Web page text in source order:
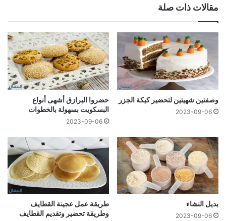
مقالات ذات صلة
وصفتين شهيتين لتحضير كيكة الجزر
2023-09-06
حضروا البرازق أشهى أنواع
البسكويت بسهولة بالخطوات
2023-09-06
بدیل النشاء
2023-09-06
طريقة عمل عجينة القطايف
وطريقة تحضير وتقديم القطايف